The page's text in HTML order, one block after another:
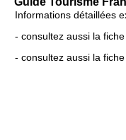
Informations détaillées
- consultez aussi la fiche
- consultez aussi la